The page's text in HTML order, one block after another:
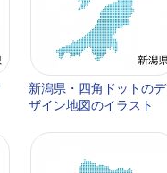
新潟県・四角ドットのデ
ザイン地図のイラスト